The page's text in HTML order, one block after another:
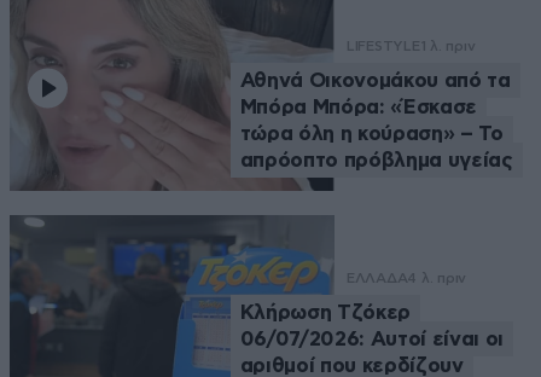
LIFESTYLE 1 λ. πριν
Αθηνά Οικονομάκου από τα
Μπόρα Μπόρα: «Έσκασε
τώρα όλη η κούραση» – Το
απρόοπτο πρόβλημα υγείας
ΕΛΛΑΔΑ4 λ. πριν
Κλήρωση Τζόκερ
06/07/2026: Αυτοί είναι οι
αριθμοί που κερδίζουν